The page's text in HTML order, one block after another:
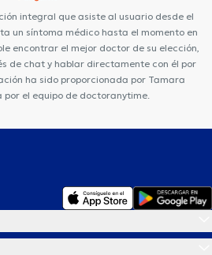
integral que asiste al usuario desde el
un síntoma médico hasta el momento en
encontrar el mejor doctor de su elección,
de chat y hablar directamente con él por
ha sido proporcionada por Tamara
el equipo de doctoranytime.